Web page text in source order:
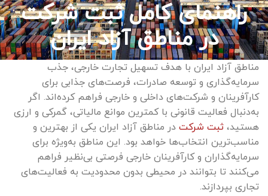
راهنمای کامل ثبت شرکت
در مناطق آزاد ایران
مناطق آزاد ایران با هدف تسهیل تجارت خارجی، جذب
سرمایه‌گذاری و توسعه صادرات، فرصت‌های جذابی برای
کارآفرینان و شرکت‌های داخلی و خارجی فراهم کرده‌اند. اگر
به‌دنبال فعالیت قانونی با کمترین موانع مالیاتی، گمرکی و ارزی
هستید،ثبت شرکتدر مناطق آزاد ایران یکی از بهترین و
مناسب‌ترین انتخاب‌ها خواهد بود. این مناطق به‌ویژه برای
سرمایه‌گذاران و کارآفرینان خارجی فرصتی بی‌نظیر فراهم
می‌کنند تا بتوانند در محیطی بدون محدودیت به فعالیت‌های
تجاری بپردازند.